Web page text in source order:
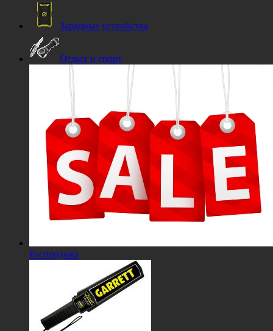
Зарядные устройства
Отдых и спорт
Распродажа